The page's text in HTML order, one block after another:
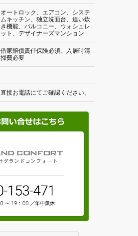
オートロック、エアコン、システ
ムキッチン、独立洗面台、追い炊
き機能、バルコニー、ウォシュレ
ット、デザイナーズマンション
借家賠償責任保険必須、入居時清
掃費必要
直接お電話にてご確認ください。